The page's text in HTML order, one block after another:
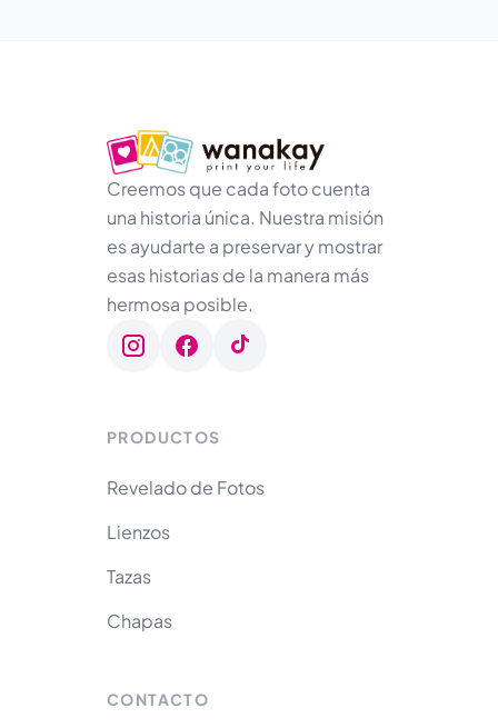
Creemos que cada foto cuenta
una historia única. Nuestra misión
es ayudarte a preservar y mostrar
esas historias de la manera más
hermosa posible.
PRODUCTOS
Revelado de Fotos
Lienzos
Tazas
Chapas
CONTACTO